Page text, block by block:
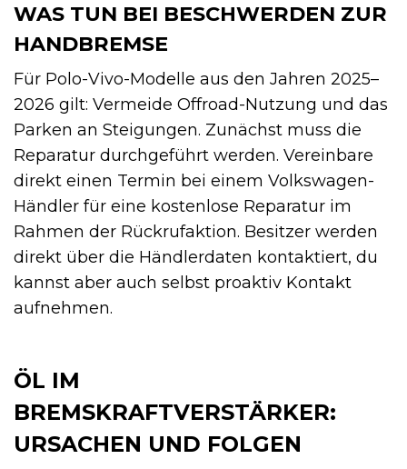
WAS TUN BEI BESCHWERDEN ZUR
HANDBREMSE
Für Polo-Vivo-Modelle aus den Jahren 2025–
2026 gilt: Vermeide Offroad-Nutzung und das
Parken an Steigungen. Zunächst muss die
Reparatur durchgeführt werden. Vereinbare
direkt einen Termin bei einem Volkswagen-
Händler für eine kostenlose Reparatur im
Rahmen der Rückrufaktion. Besitzer werden
direkt über die Händlerdaten kontaktiert, du
kannst aber auch selbst proaktiv Kontakt
aufnehmen.
ÖL IM
BREMSKRAFTVERSTÄRKER:
URSACHEN UND FOLGEN